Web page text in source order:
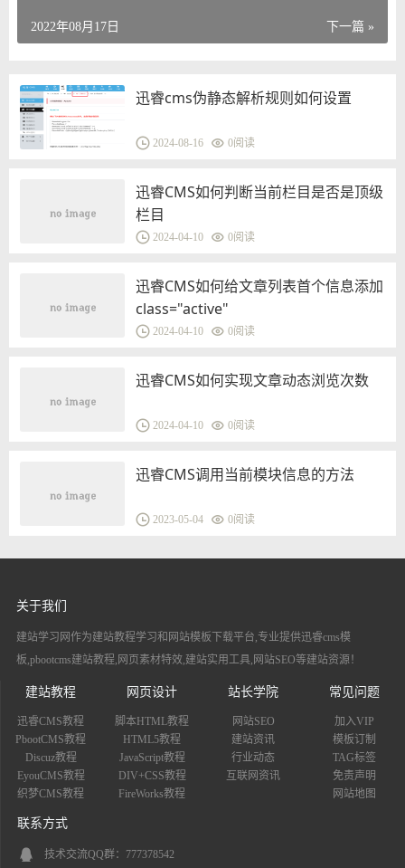
2022年08月17日 下一篇 »
迅睿cms伪静态解析规则如何设置
2024-08-16 0阅读
迅睿CMS如何判断当前栏目是否是顶级
栏目
2024-04-10 0阅读
迅睿CMS如何给文章列表首个信息添加
class="active"
2024-04-10 0阅读
迅睿CMS如何实现文章动态浏览次数
2024-04-10 0阅读
迅睿CMS调用当前模块信息的方法
2023-05-04 0阅读
关于我们
建站学习网作为建站教程学习和网站模板下载平台,专业提供迅睿cms模
板,pbootcms建站教程,网页素材特效,建站实用工具,网站SEO等建站资源！
建站教程
迅睿CMS教程
PbootCMS教程
Discuz教程
EyouCMS教程
织梦CMS教程
网页设计
脚本HTML教程
HTML5教程
JavaScript教程
DIV+CSS教程
FireWorks教程
站长学院
网站SEO
建站资讯
行业动态
互联网资讯
常见问题
加入VIP
模板订制
TAG标签
免责声明
网站地图
联系方式
技术交流QQ群：777378542